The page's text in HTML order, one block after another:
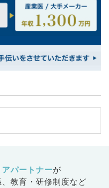
パートナーが
教育・研修制度など